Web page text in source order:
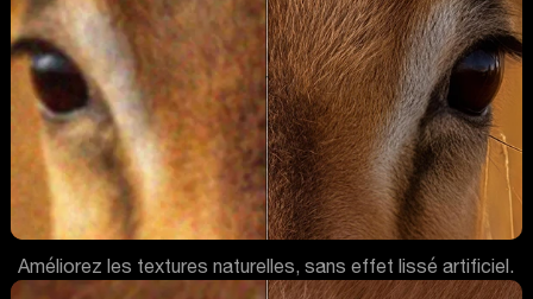
Améliorez les textures naturelles, sans effet lissé artificiel.